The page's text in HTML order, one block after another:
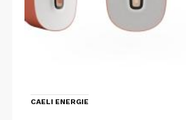
CAELI ENERGIE